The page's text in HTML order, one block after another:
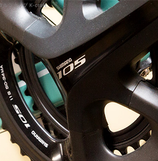
ルショップ K-craft